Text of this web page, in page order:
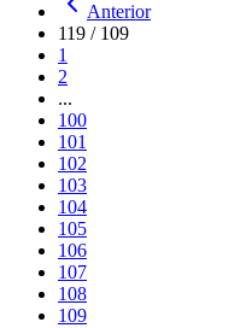
Anterior
119 / 109
1
2
...
100
101
102
103
104
105
106
107
108
109